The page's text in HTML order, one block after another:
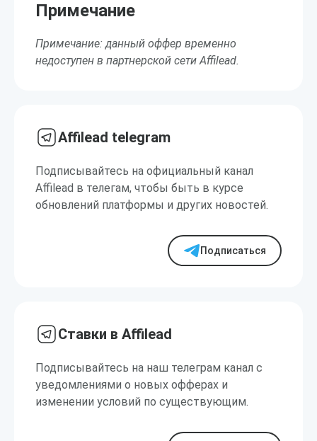
Примечание
Примечание: данный оффер временно
недоступен в партнерской сети Affilead.
Affilead telegram
Подписывайтесь на официальный канал
Affilead в телегам, чтобы быть в курсе
обновлений платформы и других новостей.
Подписаться
Ставки в Affilead
Подписывайтесь на наш телеграм канал с
уведомлениями о новых офферах и
изменении условий по существующим.